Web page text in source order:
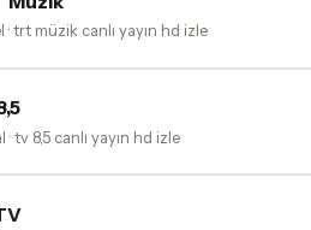
· trt müzik canlı yayın hd izle
· tv 8,5 canlı yayın hd izle